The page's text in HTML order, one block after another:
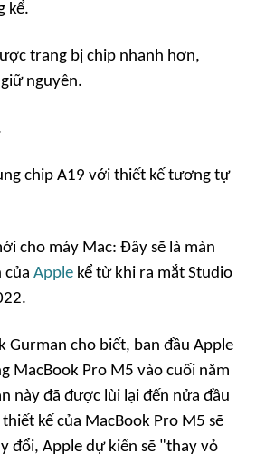
kể.
trang bị chip nhanh hơn,
nguyên.
chip A19 với thiết kế tương tự
cho máy Mac: Đây sẽ là màn
của Apple kể từ khi ra mắt Studio
Gurman cho biết, ban đầu Apple
MacBook Pro M5 vào cuối năm
này đã được lùi lại đến nửa đầu
kế của MacBook Pro M5 sẽ
đổi, Apple dự kiến sẽ "thay vỏ